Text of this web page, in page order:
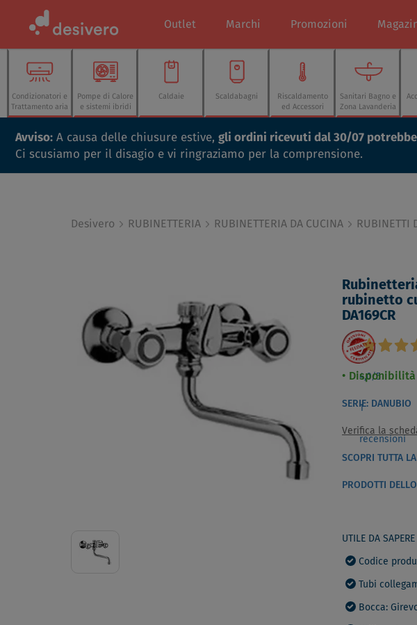
Outlet Marchi Promozioni
Condizionatori e
Trattamento aria
Pompe di Calore
e sistemi ibridi
Caldaie Scaldabagni
Riscaldamento
ed Accessori
Sanitari Bagno e
Zona Lavanderia
Avviso: A causa delle chiusure estive, gli ordini ricevuti dal 30/07
Ci scusiamo per il disagio e vi ringraziamo per la comprensione.
Desivero RUBINETTERIA RUBINETTERIA DA CUCINA RUBINETTI
rubinetto
DA169CR
4,0/5
1
recensioni
SERIE: DANUBIO
Verifica la
SCOPRI TUTTA
PRODOTTI
UTILE DA SAPERE
Codice
Tubi
Bocca: